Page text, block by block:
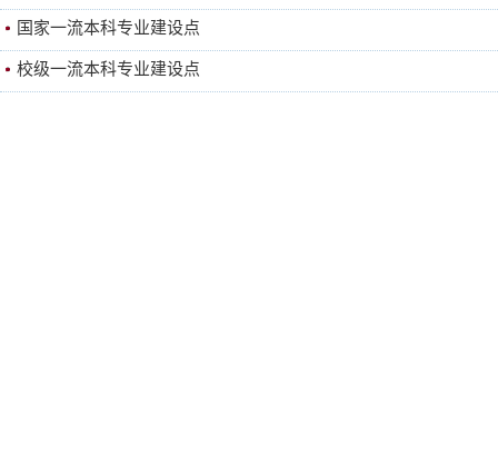
国家一流本科专业建设点
校级一流本科专业建设点